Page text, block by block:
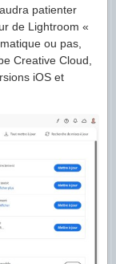
patienter
de Lightroom «
ou pas,
Creative Cloud,
iOS et